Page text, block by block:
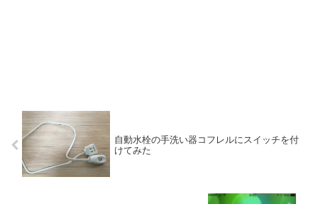
自動水栓の手洗い器コフレルにスイッチを付
けてみた